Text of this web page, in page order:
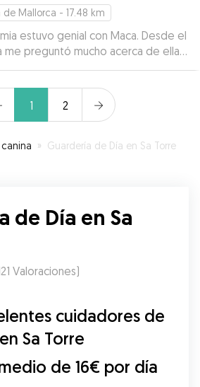
de Mallorca - 17.48 km
estuvo genial con Maca. Desde el
me preguntó mucho acerca de ella
la estancia lo más parecido a casa.
Mía. Fue super cariñosa con ella y
por contentarla: la llevaba al
que se separó de ella 🤣🤣🤣. Sin
1 2
» Guardería de Día en Sa Torre
de Día en Sa
Valoraciones)
cuidadores de
Sa Torre
de 16€ por día